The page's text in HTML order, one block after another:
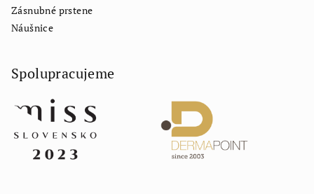
Zásnubné prstene
Náušnice
Spolupracujeme